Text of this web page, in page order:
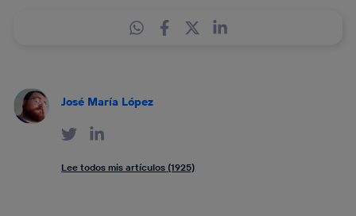
José María López
Lee todos mis artículos (1925)